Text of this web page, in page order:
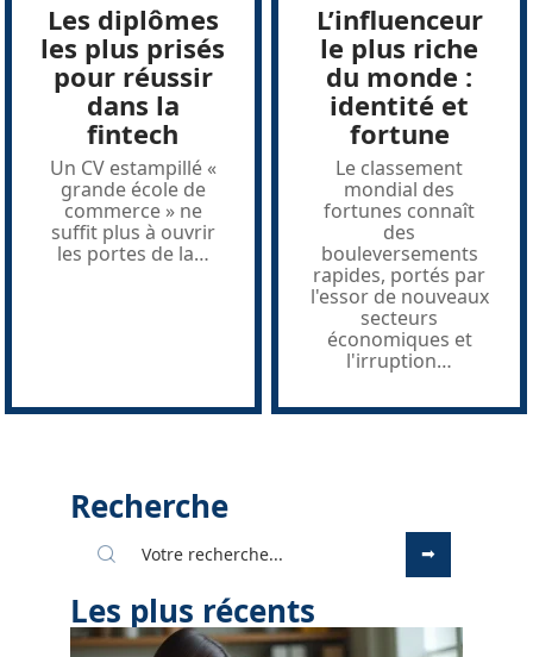
Les diplômes
les plus prisés
pour réussir
dans la
fintech
Un CV estampillé «
grande école de
commerce » ne
suffit plus à ouvrir
les portes de la…
L’influenceur
le plus riche
du monde :
identité et
fortune
Le classement
mondial des
fortunes connaît
des
bouleversements
rapides, portés par
l'essor de nouveaux
secteurs
économiques et
l'irruption…
Recherche
Les plus récents